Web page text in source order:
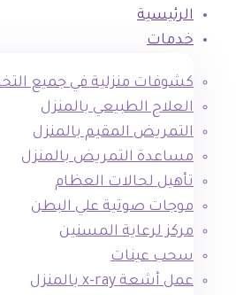
الرئيسية
خدمات
كشوفات منزلية في جميع
العلاج الطبيعي بالمنزل
التمريض المقيم بالمنزل
مساعدة التمريض بالمنزل
تأهيل لحالات العظام
موجات صوتية علي البطن
مركز لرعاية المسنين
سحب عينات
عمل أشعة x-ray بالمنزل